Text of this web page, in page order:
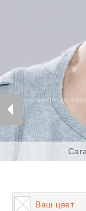
Ваш цвет